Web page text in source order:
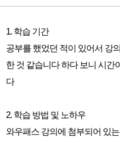
1. 학습 기간
공부를 했었던 적이 있어서 강
한 것 같습니다 하다 보니 시간
다
2. 학습 방법 및 노하우
와우패스 강의에 첨부되어 있